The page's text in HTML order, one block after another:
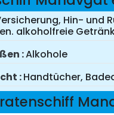
Hin- und
alkoholfreie
Alkohole
Handtücher,